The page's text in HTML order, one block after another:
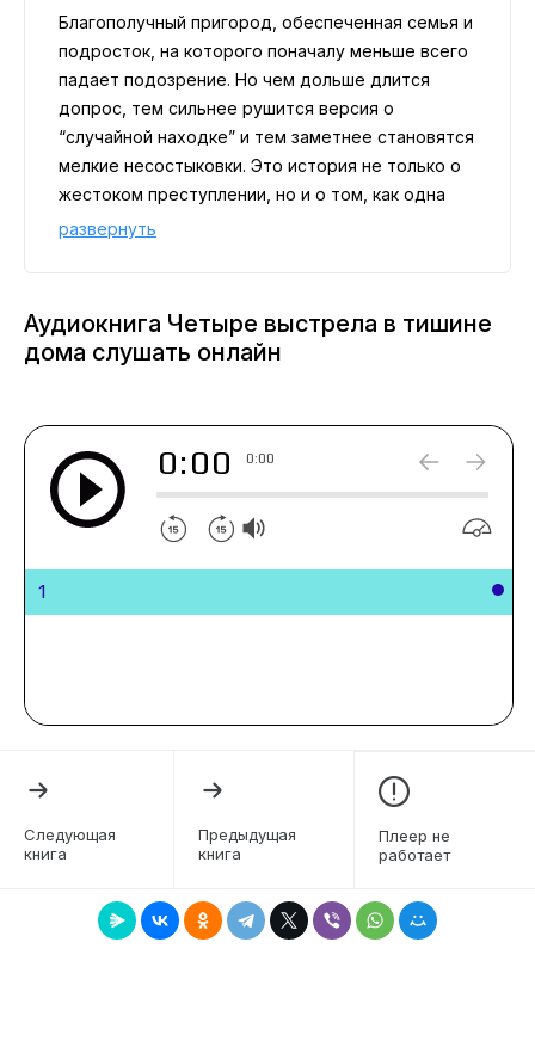
Благополучный пригород, обеспеченная семья и
подросток, на которого поначалу меньше всего
падает подозрение. Но чем дольше длится
допрос, тем сильнее рушится версия о
“случайной находке” и тем заметнее становятся
мелкие несостыковки. Это история не только о
жестоком преступлении, но и о том, как одна
ночь может уничтожить идеальную картинку
насколько долго правда пряталась на виду.
развернуть
Аудиокнига Четыре выстрела в тишине
дома слушать онлайн
0:00 0:00
1
Следующая
книга
Предыдущая
книга
Плеер не
работает